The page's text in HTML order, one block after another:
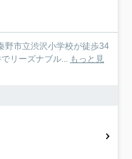
野市立渋沢小学校が徒歩34
リーズナブル... もっと見